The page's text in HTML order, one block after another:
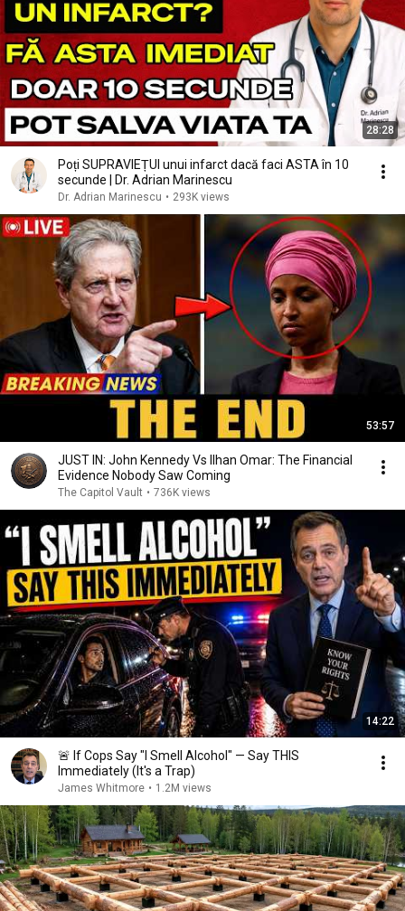
28:28
Poți SUPRAVIEȚUI unui infarct dacă faci ASTA în 10
secunde | Dr. Adrian Marinescu
Dr. Adrian Marinescu • 293K views
53:57
JUST IN: John Kennedy Vs Ilhan Omar: The Financial
Evidence Nobody Saw Coming
The Capitol Vault • 736K views
14:22
🚨 If Cops Say "I Smell Alcohol" — Say THIS
Immediately (It's a Trap)
James Whitmore • 1.2M views